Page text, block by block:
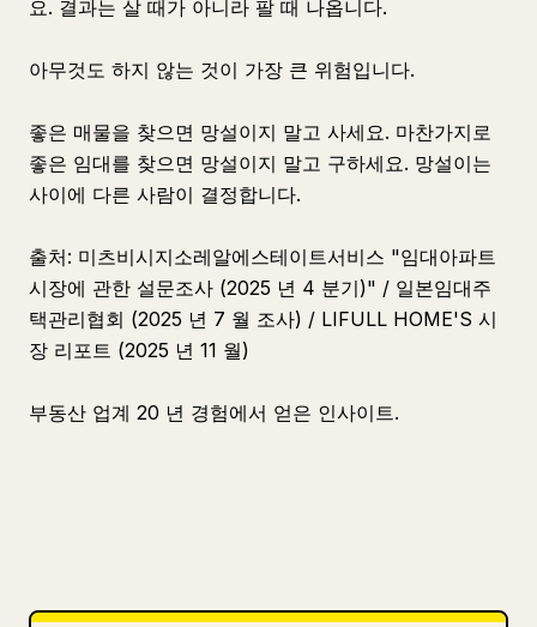
요. 결과는 살 때가 아니라 팔 때 나옵니다.
아무것도 하지 않는 것이 가장 큰 위험입니다.
좋은 매물을 찾으면 망설이지 말고 사세요. 마찬가지로
좋은 임대를 찾으면 망설이지 말고 구하세요. 망설이는
사이에 다른 사람이 결정합니다.
출처: 미츠비시지소레알에스테이트서비스 "임대아파트
시장에 관한 설문조사 (2025 년 4 분기)" / 일본임대주
택관리협회 (2025 년 7 월 조사) / LIFULL HOME'S 시
장 리포트 (2025 년 11 월)
부동산 업계 20 년 경험에서 얻은 인사이트.